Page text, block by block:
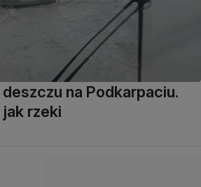
na Podkarpaciu.
rzeki